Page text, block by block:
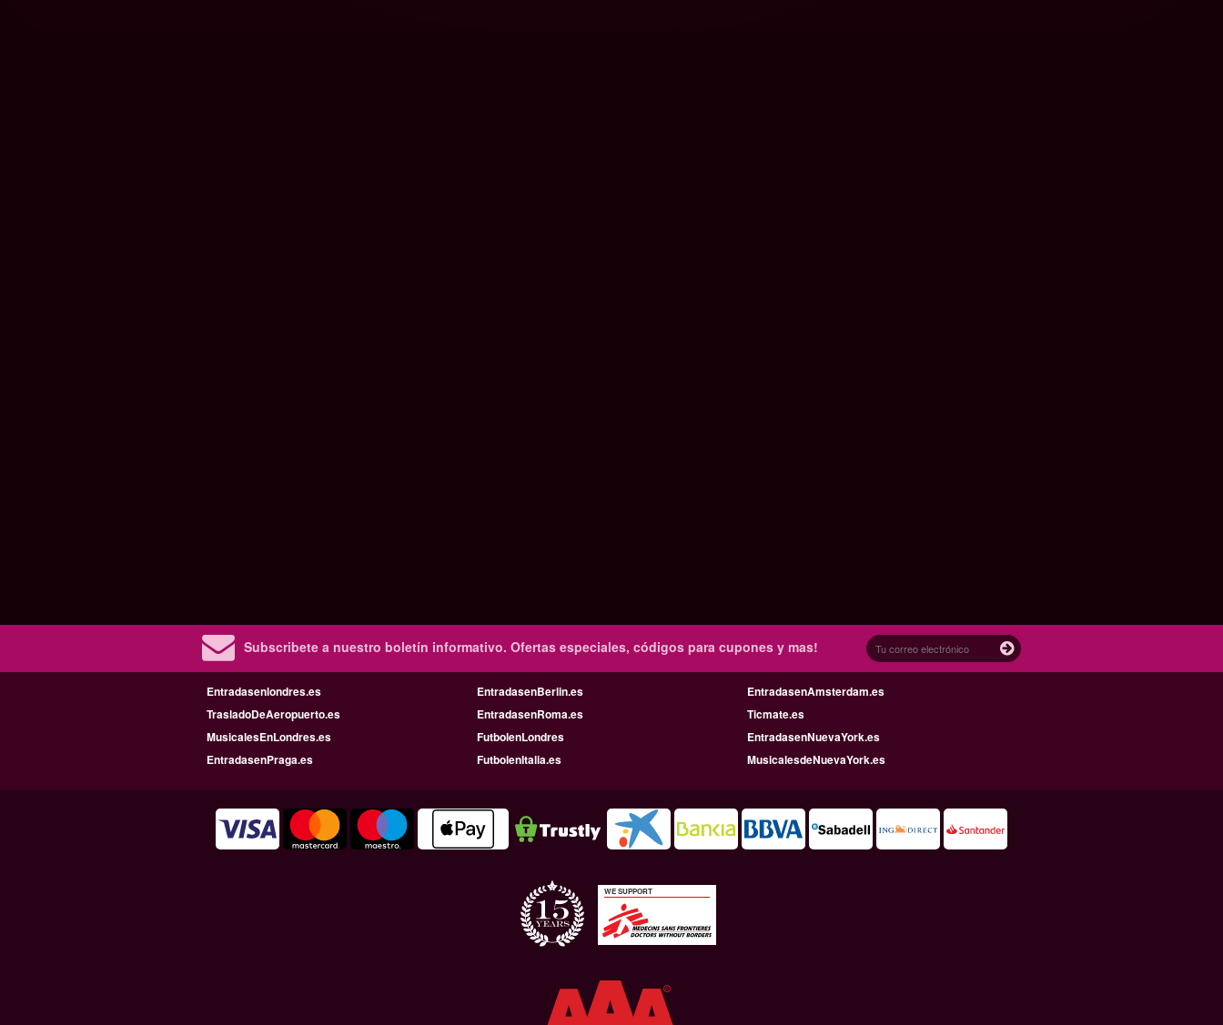
Subscribete a nuestro boletín informativo. Ofertas especiales, códigos para cupones y mas!
Entradasenlondres.es EntradasenBerlin.es
EntradasenAmsterdam.es
TrasladoDeAeropuerto.es
EntradasenRoma.es
Ticmate.es
MusicalesEnLondres.es
FutbolenLondres
EntradasenNuevaYork.es
EntradasenPraga.es
FutbolenItalia.es MusicalesdeNuevaYork.es
WE SUPPORT